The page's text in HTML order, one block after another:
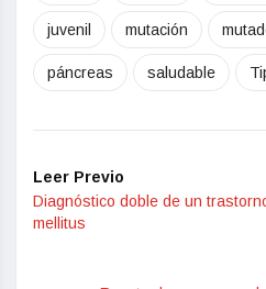
juvenil mutación
páncreas saludable
Leer Previo
Diagnóstico doble de un
mellitus